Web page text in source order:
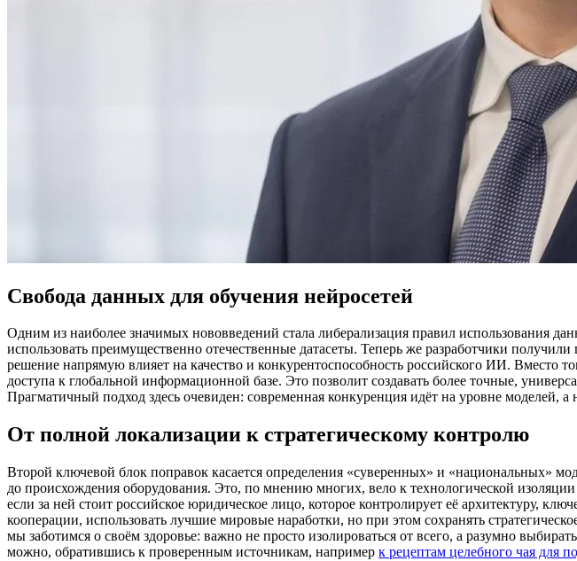
Свобода данных для обучения нейросетей
Одним из наиболее значимых нововведений стала либерализация правил использования
использовать преимущественно отечественные датасеты. Теперь же разработчики
решение напрямую влияет на качество и конкурентоспособность российского ИИ. Вместо
доступа к глобальной информационной базе. Это позволит создавать более точные,
Прагматичный подход здесь очевиден: современная конкуренция идёт на уровне
От полной локализации к стратегическому контролю
Второй ключевой блок поправок касается определения «суверенных» и «национальных»
до происхождения оборудования. Это, по мнению многих, вело к технологической
если за ней стоит российское юридическое лицо, которое контролирует её архитектуру,
кооперации, использовать лучшие мировые наработки, но при этом сохранять
мы заботимся о своём здоровье: важно не просто изолироваться от всего, а разумно
можно, обратившись к проверенным источникам, например к рецептам целебного чая для